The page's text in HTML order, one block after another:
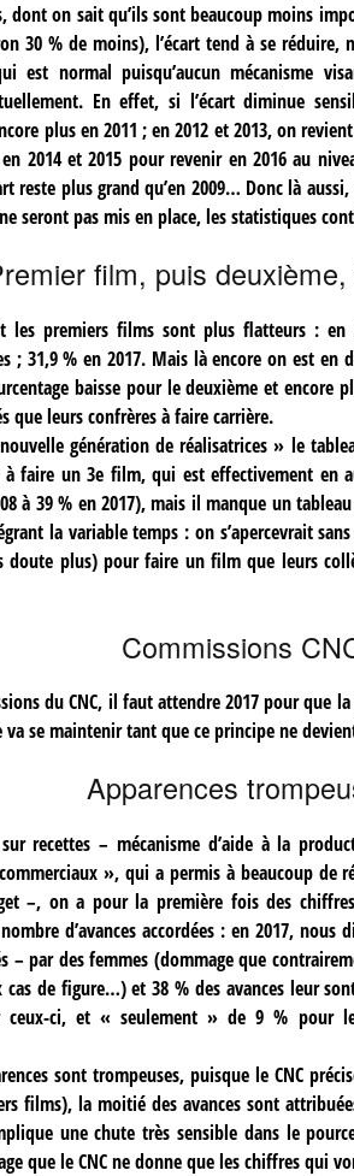
dont on sait qu’ils sont beaucoup moins
30 % de moins), l’écart tend à se réduire,
est normal puisqu’aucun mécanisme
En effet, si l’écart diminue
plus en 2011 ; en 2012 et 2013, on
2014 et 2015 pour revenir en 2016 au
reste plus grand qu’en 2009… Donc là
seront pas mis en place, les statistiques
film, puis
les premiers films sont plus flatteurs :
; 31,9 % en 2017. Mais là encore on est
baisse pour le deuxième et encore
que leurs confrères à faire carrière.
génération de réalisatrices » le
à faire un 3e film, qui est effectivement en
à 39 % en 2017), mais il manque un
la variable temps : on s’apercevrait
doute plus) pour faire un film que leurs
Commissions
du CNC, il faut attendre 2017 pour que
va se maintenir tant que ce principe ne
Apparences
recettes – mécanisme d’aide à la
», qui a permis à beaucoup de
–, on a pour la première fois des
d’avances accordées : en 2017, nous
– par des femmes (dommage que
cas de figure…) et 38 % des avances leur
ceux-ci, et « seulement » de 9 % pour
sont trompeuses, puisque le CNC
films), la moitié des avances sont
une chute très sensible dans le
que le CNC ne donne que les chiffres qui